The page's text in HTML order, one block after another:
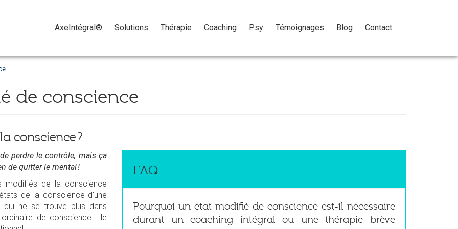
AxeIntégral® Solutions Thérapie Coaching Psy Témoignages Blog Contact
de conscience
conscience ?
perdre le contrôle, mais ça
de quitter le mental !
modifiés de la conscience
de la conscience d'une
qui ne se trouve plus dans
de conscience : le
FAQ
Pourquoi un état modifié de conscience est-il nécessaire
durant un coaching intégral ou une thérapie brève